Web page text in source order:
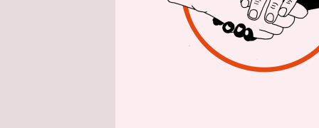
Staaten
fördern.
In der
die in
wollen